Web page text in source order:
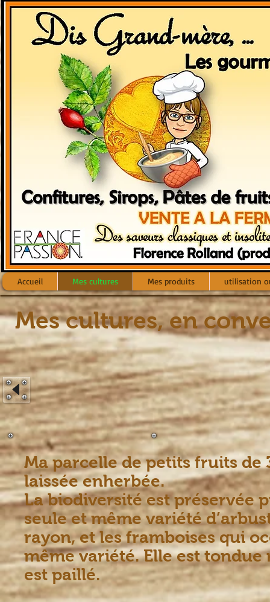
Accueil Mes cultures Mes produits utilisation
Mes cultures, en
Ma parcelle de petits fruits de
laissée enherbée.
La biodiversité est préservée
seule et même variété
rayon, et les framboises qui
même variété. Elle est
est paillé.